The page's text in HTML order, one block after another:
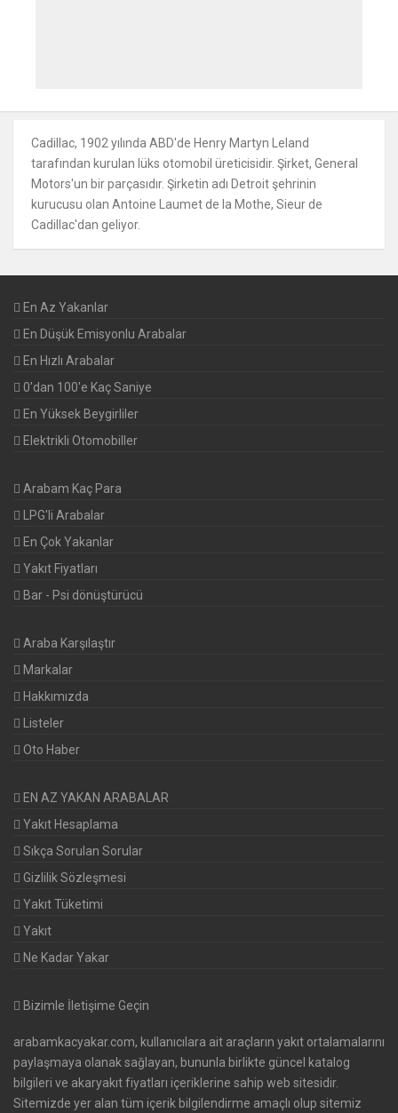
Cadillac, 1902 yılında ABD'de Henry Martyn Leland
tarafından kurulan lüks otomobil üreticisidir. Şirket, General
Motors'un bir parçasıdır. Şirketin adı Detroit şehrinin
kurucusu olan Antoine Laumet de la Mothe, Sieur de
Cadillac'dan geliyor.
En Az Yakanlar
En Düşük Emisyonlu Arabalar
En Hızlı Arabalar
0'dan 100'e Kaç Saniye
En Yüksek Beygirliler
Elektrikli Otomobiller
Arabam Kaç Para
LPG'li Arabalar
En Çok Yakanlar
Yakıt Fiyatları
Bar - Psi dönüştürücü
Araba Karşılaştır
Markalar
Hakkımızda
Listeler
Oto Haber
EN AZ YAKAN ARABALAR
Yakıt Hesaplama
Sıkça Sorulan Sorular
Gizlilik Sözleşmesi
Yakıt Tüketimi
Yakıt
Ne Kadar Yakar
Bizimle İletişime Geçin
arabamkacyakar.com, kullanıcılara ait araçların yakıt ortalamalarını
paylaşmaya olanak sağlayan, bununla birlikte güncel katalog
bilgileri ve akaryakıt fiyatları içeriklerine sahip web sitesidir.
Sitemizde yer alan tüm içerik bilgilendirme amaçlı olup sitemiz